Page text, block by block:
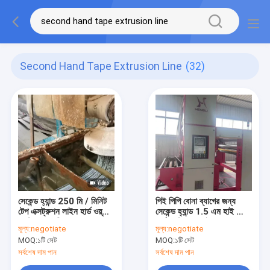
Second Hand Tape Extrusion Line (32)
সেকেন্ড হ্যান্ড 250 মি / মিনিট
টেপ এক্সট্রুশন লাইন হার্ড ওয়্যার
মূল্য:negotiate
MOQ:১টি সেট
সর্বশেষ দাম পান
পিই পিপি বোনা ব্যাগের জন্য
সেকেন্ড হ্যান্ড 1.5 এম হাই স্পিড
মূল্য:negotiate
MOQ:১টি সেট
সর্বশেষ দাম পান